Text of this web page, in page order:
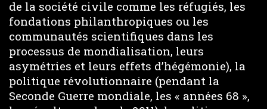
de la société civile comme les réfugiés, les
fondations philanthropiques ou les
communautés scientifiques dans les
processus de mondialisation, leurs
asymétries et leurs effets d’hégémonie), la
politique révolutionnaire (pendant la
Seconde Guerre mondiale, les « années 68 »,